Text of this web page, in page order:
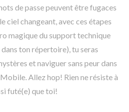
de passe peuvent être fugaces
ciel changeant, avec ces étapes
magique du support technique
ton répertoire), tu seras
et naviguer sans peur dans
Allez hop! Rien ne résiste à
futé(e) que toi!